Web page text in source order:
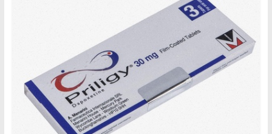
nasza
pasja!